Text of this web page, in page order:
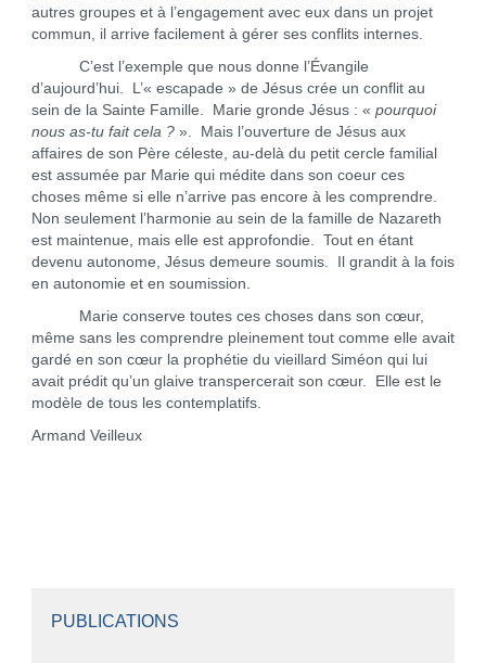
autres groupes et à l’engagement avec eux dans un projet
commun, il arrive facilement à gérer ses conflits internes.
C’est l’exemple que nous donne l’Évangile
d’aujourd’hui. L’« escapade » de Jésus crée un conflit au
sein de la Sainte Famille. Marie gronde Jésus : « pourquoi
nous as-tu fait cela ?». Mais l’ouverture de Jésus aux
affaires de son Père céleste, au-delà du petit cercle familial
est assumée par Marie qui médite dans son coeur ces
choses même si elle n’arrive pas encore à les comprendre.
Non seulement l’harmonie au sein de la famille de Nazareth
est maintenue, mais elle est approfondie. Tout en étant
devenu autonome, Jésus demeure soumis. Il grandit à la fois
en autonomie et en soumission.
Marie conserve toutes ces choses dans son cœur,
même sans les comprendre pleinement tout comme elle avait
gardé en son cœur la prophétie du vieillard Siméon qui lui
avait prédit qu’un glaive transpercerait son cœur. Elle est le
modèle de tous les contemplatifs.
Armand Veilleux
PUBLICATIONS